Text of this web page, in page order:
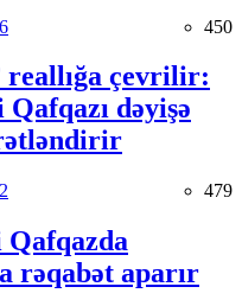
450
çevrilir:
dəyişə
479
Qafqazda
rəqabət aparır